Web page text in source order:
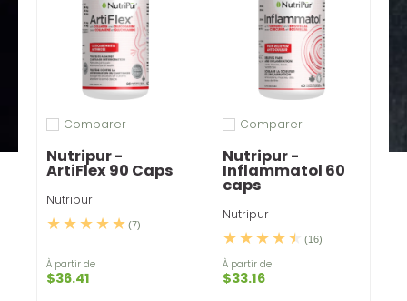
Ajouter pour comparer
Comparer
Nutripur -
ArtiFlex 90 Caps
Nutripur
(7)
À partir de
$36.41
Ajouter pour comparer
Comparer
Nutripur -
Inflammatol 60
caps
Nutripur
(16)
À partir de
$33.16